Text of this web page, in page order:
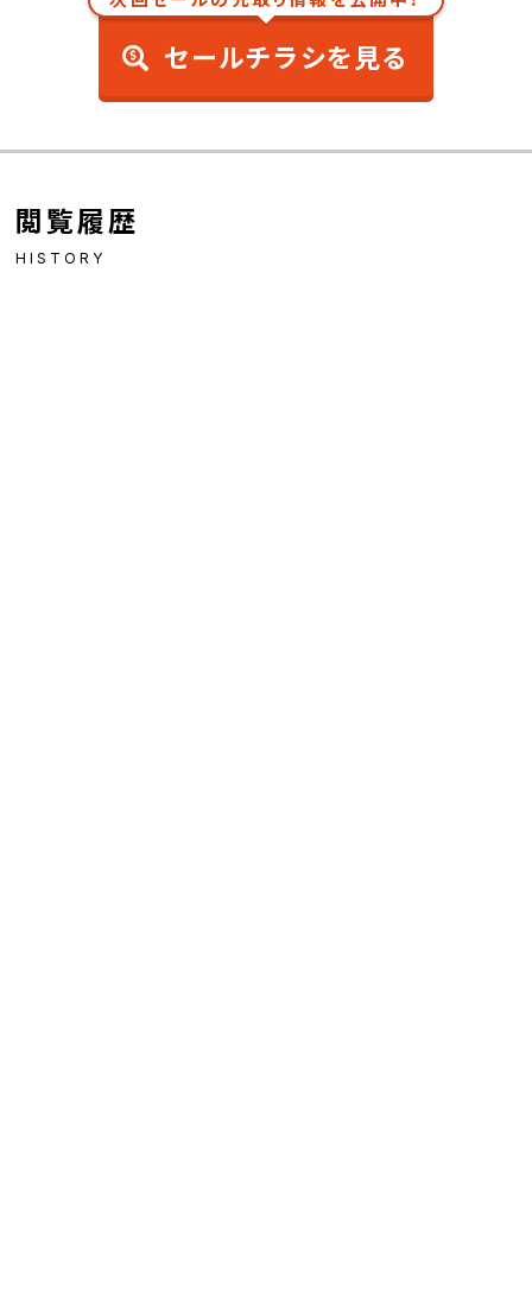
セールチラシを見る
閲覧履歴
HISTORY